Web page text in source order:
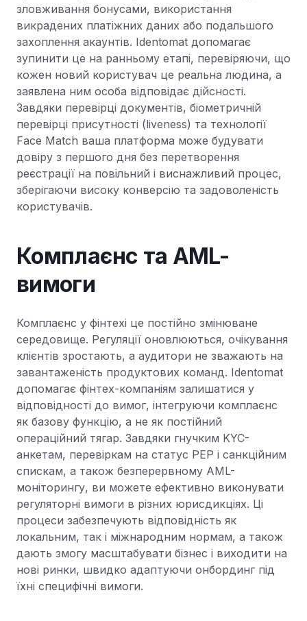
зловживання бонусами, використання
викрадених платіжних даних або подальшого
захоплення акаунтів. Identomat допомагає
зупинити це на ранньому етапі, перевіряючи, що
кожен новий користувач це реальна людина, а
заявлена ним особа відповідає дійсності.
Завдяки перевірці документів, біометричній
перевірці присутності (liveness) та технології
Face Match ваша платформа може будувати
довіру з першого дня без перетворення
реєстрації на повільний і виснажливий процес,
зберігаючи високу конверсію та задоволеність
користувачів.
Комплаєнс та AML-
вимоги
Комплаєнс у фінтехі це постійно змінюване
середовище. Регуляції оновлюються, очікування
клієнтів зростають, а аудитори не зважають на
завантаженість продуктових команд. Identomat
допомагає фінтех-компаніям залишатися у
відповідності до вимог, інтегруючи комплаєнс
як базову функцію, а не як постійний
операційний тягар. Завдяки гнучким KYC-
анкетам, перевіркам на статус PEP і санкційним
спискам, а також безперервному AML-
моніторингу, ви можете ефективно виконувати
регуляторні вимоги в різних юрисдикціях. Ці
процеси забезпечують відповідність як
локальним, так і міжнародним нормам, а також
дають змогу масштабувати бізнес і виходити на
нові ринки, швидко адаптуючи онбординг під
їхні специфічні вимоги.